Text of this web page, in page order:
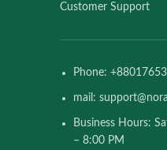
Customer Support
Phone:
mail:
Business Hours:
– 8:00 PM